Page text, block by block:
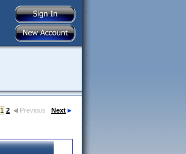
1 2 Previous Next